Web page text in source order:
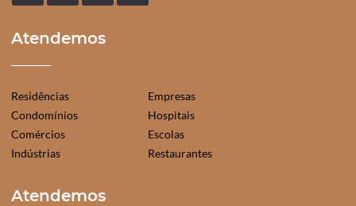
Atendemos
Residências
Condomínios
Comércios
Indústrias
Empresas
Hospitais
Escolas
Restaurantes
Atendemos